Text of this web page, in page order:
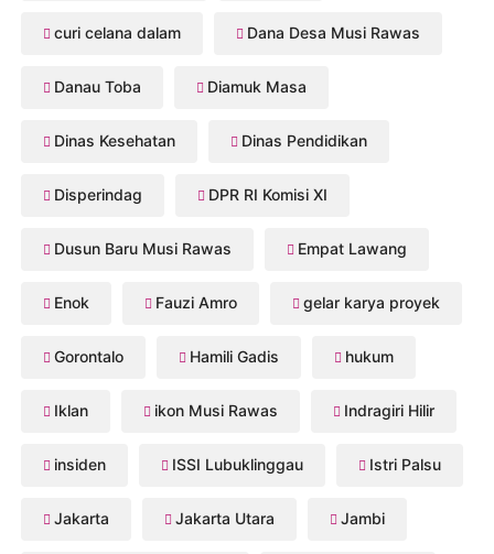
curi celana dalam Dana Desa Musi Rawas
Danau Toba Diamuk Masa
Dinas Kesehatan Dinas Pendidikan
Disperindag DPR RI Komisi XI
Dusun Baru Musi Rawas Empat Lawang
Enok Fauzi Amro gelar karya proyek
Gorontalo Hamili Gadis hukum
Iklan ikon Musi Rawas Indragiri Hilir
insiden ISSI Lubuklinggau Istri Palsu
Jakarta Jakarta Utara Jambi